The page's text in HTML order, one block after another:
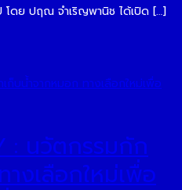
โดย ปฤณ จำเริญพานิช ได้เปิด […]
: นวัตกรรมกัก
งเลือกใหม่เพื่อ